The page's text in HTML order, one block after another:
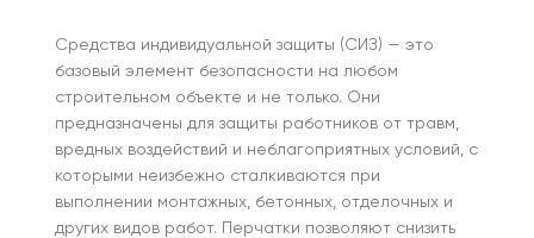
Средства индивидуальной защиты (СИЗ) — это
базовый элемент безопасности на любом
строительном объекте и не только. Они
предназначены для защиты работников от травм,
вредных воздействий и неблагоприятных условий, с
которыми неизбежно сталкиваются при
выполнении монтажных, бетонных, отделочных и
других видов работ. Перчатки позволяют снизить